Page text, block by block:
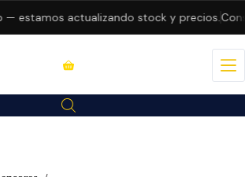
estamos actualizando stock y precios.